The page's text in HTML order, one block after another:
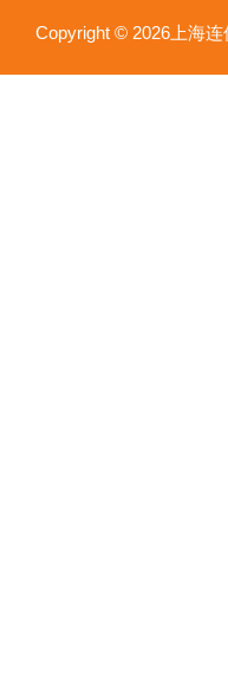
Copyright © 2026上海